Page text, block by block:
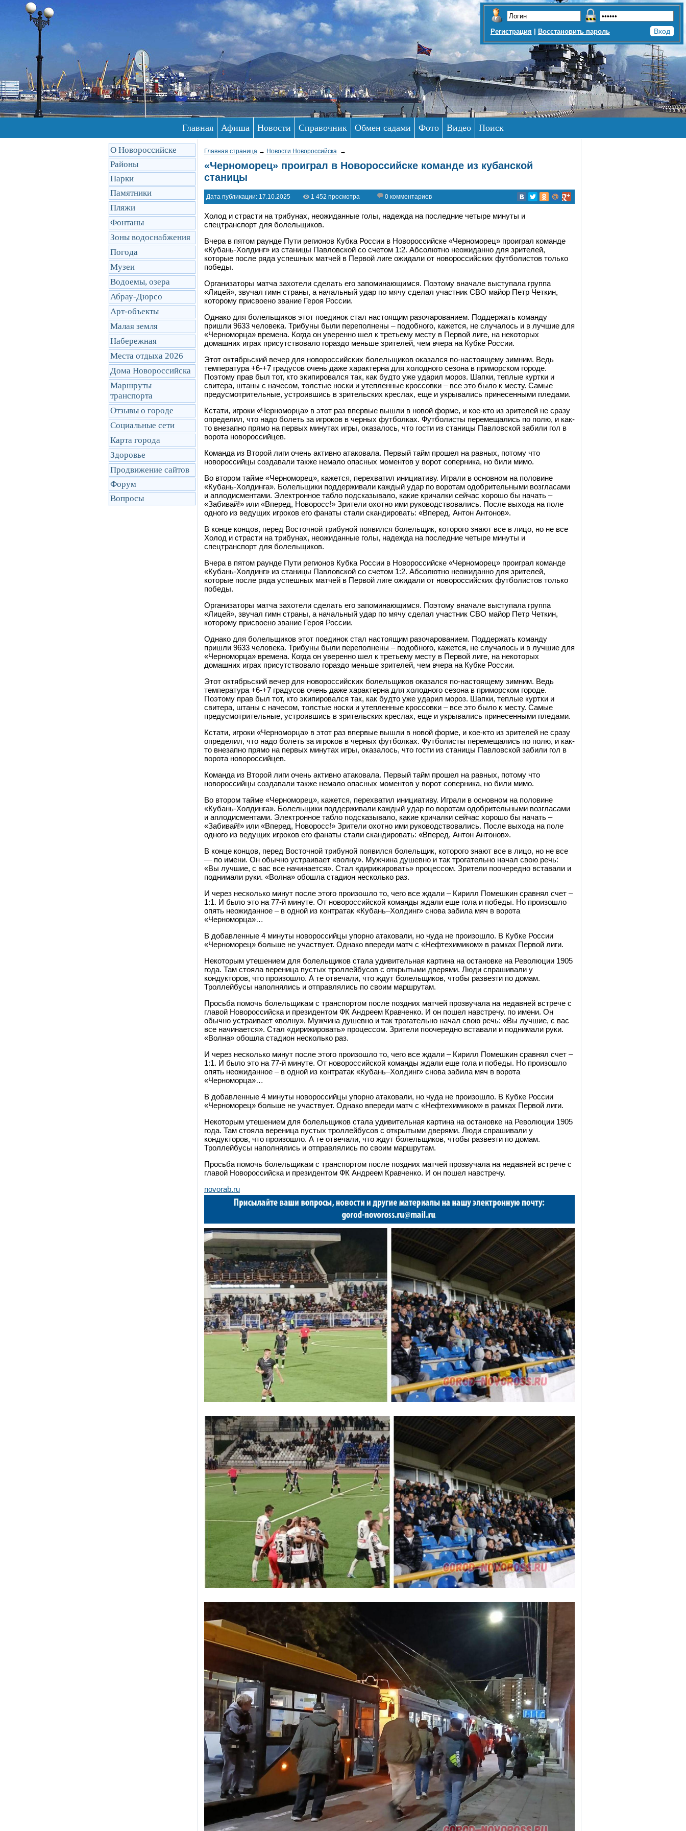
Регистрация | Восстановить пароль
Главная Афиша Новости Справочник Обмен садами Фото Видео Поиск
О Новороссийске
Районы
Парки
Памятники
Пляжи
Фонтаны
Зоны водоснабжения
Погода
Музеи
Водоемы, озера
Абрау-Дюрсо
Арт-объекты
Малая земля
Набережная
Места отдыха 2026
Дома Новороссийска
Маршруты
транcпорта
Отзывы о городе
Социальные сети
Карта города
Здоровье
Продвижение сайтов
Форум
Вопросы
Главная страница → Новости Новороссийска →
«Черноморец» проиграл в Новороссийске команде из кубанской
станицы
Дата публикации: 17.10.2025 1 452 просмотра 0 комментариев
Холод и страсти на трибунах, неожиданные голы, надежда на последние четыре минуты и
спецтранспорт для болельщиков.
Вчера в пятом раунде Пути регионов Кубка России в Новороссийске «Черноморец» проиграл команде
«Кубань-Холдинг» из станицы Павловской со счетом 1:2. Абсолютно неожиданно для зрителей,
которые после ряда успешных матчей в Первой лиге ожидали от новороссийских футболистов только
победы.
Организаторы матча захотели сделать его запоминающимся. Поэтому вначале выступала группа
«Лицей», звучал гимн страны, а начальный удар по мячу сделал участник СВО майор Петр Четкин,
которому присвоено звание Героя России.
Однако для болельщиков этот поединок стал настоящим разочарованием. Поддержать команду
пришли 9633 человека. Трибуны были переполнены – подобного, кажется, не случалось и в лучшие для
«Черноморца» времена. Когда он уверенно шел к третьему месту в Первой лиге, на некоторых
домашних играх присутствовало гораздо меньше зрителей, чем вчера на Кубке России.
Этот октябрьский вечер для новороссийских болельщиков оказался по-настоящему зимним. Ведь
температура +6-+7 градусов очень даже характерна для холодного сезона в приморском городе.
Поэтому прав был тот, кто экипировался так, как будто уже ударил мороз. Шапки, теплые куртки и
свитера, штаны с начесом, толстые носки и утепленные кроссовки – все это было к месту. Самые
предусмотрительные, устроившись в зрительских креслах, еще и укрывались принесенными пледами.
Кстати, игроки «Черноморца» в этот раз впервые вышли в новой форме, и кое-кто из зрителей не сразу
определил, что надо болеть за игроков в черных футболках. Футболисты перемещались по полю, и как-
то внезапно прямо на первых минутах игры, оказалось, что гости из станицы Павловской забили гол в
ворота новороссийцев.
Команда из Второй лиги очень активно атаковала. Первый тайм прошел на равных, потому что
новороссийцы создавали также немало опасных моментов у ворот соперника, но били мимо.
Во втором тайме «Черноморец», кажется, перехватил инициативу. Играли в основном на половине
«Кубань-Холдинга». Болельщики поддерживали каждый удар по воротам одобрительными возгласами
и аплодисментами. Электронное табло подсказывало, какие кричалки сейчас хорошо бы начать –
«Забивай!» или «Вперед, Новоросс!» Зрители охотно ими руководствовались. После выхода на поле
одного из ведущих игроков его фанаты стали скандировать: «Вперед, Антон Антонов».
В конце концов, перед Восточной трибуной появился болельщик, которого знают все в лицо, но не все
Холод и страсти на трибунах, неожиданные голы, надежда на последние четыре минуты и
спецтранспорт для болельщиков.
Вчера в пятом раунде Пути регионов Кубка России в Новороссийске «Черноморец» проиграл команде
«Кубань-Холдинг» из станицы Павловской со счетом 1:2. Абсолютно неожиданно для зрителей,
которые после ряда успешных матчей в Первой лиге ожидали от новороссийских футболистов только
победы.
Организаторы матча захотели сделать его запоминающимся. Поэтому вначале выступала группа
«Лицей», звучал гимн страны, а начальный удар по мячу сделал участник СВО майор Петр Четкин,
которому присвоено звание Героя России.
Однако для болельщиков этот поединок стал настоящим разочарованием. Поддержать команду
пришли 9633 человека. Трибуны были переполнены – подобного, кажется, не случалось и в лучшие для
«Черноморца» времена. Когда он уверенно шел к третьему месту в Первой лиге, на некоторых
домашних играх присутствовало гораздо меньше зрителей, чем вчера на Кубке России.
Этот октябрьский вечер для новороссийских болельщиков оказался по-настоящему зимним. Ведь
температура +6-+7 градусов очень даже характерна для холодного сезона в приморском городе.
Поэтому прав был тот, кто экипировался так, как будто уже ударил мороз. Шапки, теплые куртки и
свитера, штаны с начесом, толстые носки и утепленные кроссовки – все это было к месту. Самые
предусмотрительные, устроившись в зрительских креслах, еще и укрывались принесенными пледами.
Кстати, игроки «Черноморца» в этот раз впервые вышли в новой форме, и кое-кто из зрителей не сразу
определил, что надо болеть за игроков в черных футболках. Футболисты перемещались по полю, и как-
то внезапно прямо на первых минутах игры, оказалось, что гости из станицы Павловской забили гол в
ворота новороссийцев.
Команда из Второй лиги очень активно атаковала. Первый тайм прошел на равных, потому что
новороссийцы создавали также немало опасных моментов у ворот соперника, но били мимо.
Во втором тайме «Черноморец», кажется, перехватил инициативу. Играли в основном на половине
«Кубань-Холдинга». Болельщики поддерживали каждый удар по воротам одобрительными возгласами
и аплодисментами. Электронное табло подсказывало, какие кричалки сейчас хорошо бы начать –
«Забивай!» или «Вперед, Новоросс!» Зрители охотно ими руководствовались. После выхода на поле
одного из ведущих игроков его фанаты стали скандировать: «Вперед, Антон Антонов».
В конце концов, перед Восточной трибуной появился болельщик, которого знают все в лицо, но не все
— по имени. Он обычно устраивает «волну». Мужчина душевно и так трогательно начал свою речь:
«Вы лучшие, с вас все начинается». Стал «дирижировать» процессом. Зрители поочередно вставали и
поднимали руки. «Волна» обошла стадион несколько раз.
И через несколько минут после этого произошло то, чего все ждали – Кирилл Помешкин сравнял счет –
1:1. И было это на 77-й минуте. От новороссийской команды ждали еще гола и победы. Но произошло
опять неожиданное – в одной из контратак «Кубань–Холдинг» снова забила мяч в ворота
«Черноморца»…
В добавленные 4 минуты новороссийцы упорно атаковали, но чуда не произошло. В Кубке России
«Черноморец» больше не участвует. Однако впереди матч с «Нефтехимиком» в рамках Первой лиги.
Некоторым утешением для болельщиков стала удивительная картина на остановке на Революции 1905
года. Там стояла вереница пустых троллейбусов с открытыми дверями. Люди спрашивали у
кондукторов, что произошло. А те отвечали, что ждут болельщиков, чтобы развезти по домам.
Троллейбусы наполнялись и отправлялись по своим маршрутам.
Просьба помочь болельщикам с транспортом после поздних матчей прозвучала на недавней встрече с
главой Новороссийска и президентом ФК Андреем Кравченко. И он пошел навстречу. по имени. Он
обычно устраивает «волну». Мужчина душевно и так трогательно начал свою речь: «Вы лучшие, с вас
все начинается». Стал «дирижировать» процессом. Зрители поочередно вставали и поднимали руки.
«Волна» обошла стадион несколько раз.
И через несколько минут после этого произошло то, чего все ждали – Кирилл Помешкин сравнял счет –
1:1. И было это на 77-й минуте. От новороссийской команды ждали еще гола и победы. Но произошло
опять неожиданное – в одной из контратак «Кубань–Холдинг» снова забила мяч в ворота
«Черноморца»…
В добавленные 4 минуты новороссийцы упорно атаковали, но чуда не произошло. В Кубке России
«Черноморец» больше не участвует. Однако впереди матч с «Нефтехимиком» в рамках Первой лиги.
Некоторым утешением для болельщиков стала удивительная картина на остановке на Революции 1905
года. Там стояла вереница пустых троллейбусов с открытыми дверями. Люди спрашивали у
кондукторов, что произошло. А те отвечали, что ждут болельщиков, чтобы развезти по домам.
Троллейбусы наполнялись и отправлялись по своим маршрутам.
Просьба помочь болельщикам с транспортом после поздних матчей прозвучала на недавней встрече с
главой Новороссийска и президентом ФК Андреем Кравченко. И он пошел навстречу.
novorab.ru